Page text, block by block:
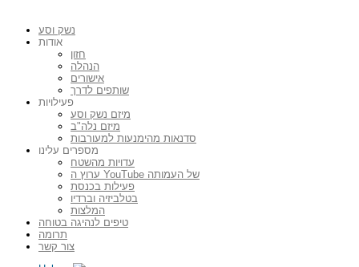
נשק וסע
אודות
חזון
הנהלה
אישורים
שותפים לדרך
פעילויות
מיזם נשק וסע
מיזם נלה"ב
סדנאות מהימנעות למעורבות
מספרים עלינו
עדויות מהשטח
ערוץ ה YouTube של העמותה
פעילות בכנסת
בטלביזיה וברדיו
המלצות
טיפים לנהיגה בטוחה
תרומה
צור קשר